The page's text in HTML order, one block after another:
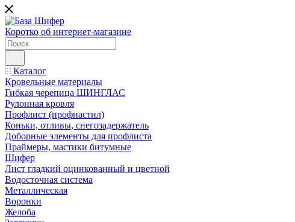
Коротко об интернет-магазине
Каталог
Кровельные материалы
Гибкая черепица ШИНГЛАС
Рулонная кровля
Профлист (профнастил)
Коньки, отливы, снегозадержатель
Доборные элементы для профлиста
Праймеры, мастики битумные
Шифер
Лист гладкий оцинкованный и цветной
Водосточная система
Металлическая
Воронки
Желоба